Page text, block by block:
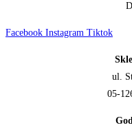
Facebook Instagram Tiktok
ul.
05-